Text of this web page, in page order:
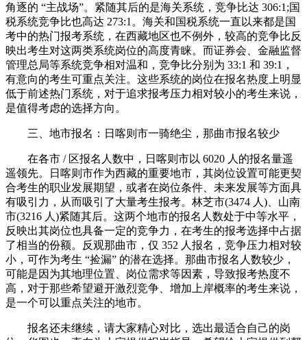
角逐的 “主战场”。紧随其后的是海关系统，竞争比达 306:1;国
税系统竞争比也高达 273:1。海关和国税系统一直以来都是国
考中的热门报考系统，在西藏地区也不例外，较高的竞争比反
映出考生对这两类系统岗位的高度青睐。而证券会、金融监督
管理总局等系统竞争相对温和，竞争比分别为 33:1 和 39:1，
有意向的考生可重点关注。这些系统的岗位在报名热度上明显
低于前述热门系统，对于追求报考压力相对较小的考生来说，
是值得考虑的选择方向。
三、地市报名：日喀则市一骑绝尘，那曲市报名较少
在各市 / 区报名人数中，日喀则市以 6020 人的报名量遥
遥领先。日喀则市作为西藏的重要地市，其岗位设置可能更契
合考生的职业发展期望，或者在岗位条件、未来发展等方面具
有吸引力，从而吸引了大量考生报考。林芝市(3474 人)、山南
市(3216 人)紧随其后。这两个地市的报名人数处于中等水平，
反映出其岗位也具备一定的竞争力，在考生的报考选择中占据
了相当的份额。反观那曲市，仅 352 人报名，竞争压力相对较
小，可作为考生 “捡漏” 的潜在选择。那曲市报名人数较少，
可能是因为其地理位置、岗位需求等因素，导致报考热度不
高，对于那些希望避开激烈竞争、增加上岸概率的考生来说，
是一个可以重点关注的地市。
报名还未继续，请大家精心对比，选出最适合自己的岗